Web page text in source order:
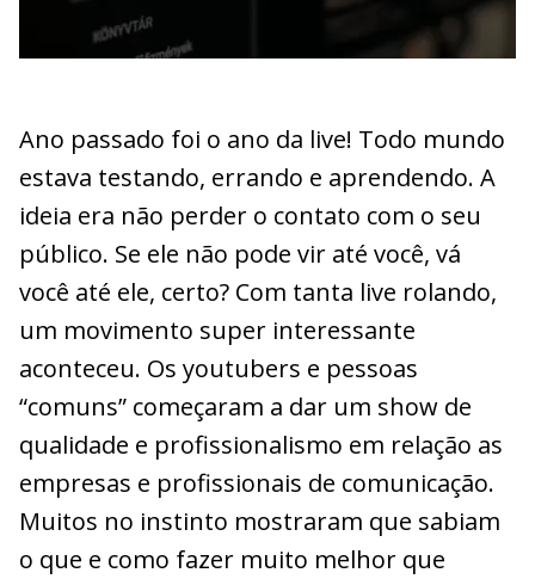
Ano passado foi o ano da live! Todo mundo
estava testando, errando e aprendendo. A
ideia era não perder o contato com o seu
público. Se ele não pode vir até você, vá
você até ele, certo? Com tanta live rolando,
um movimento super interessante
aconteceu. Os youtubers e pessoas
“comuns” começaram a dar um show de
qualidade e profissionalismo em relação as
empresas e profissionais de comunicação.
Muitos no instinto mostraram que sabiam
o que e como fazer muito melhor que